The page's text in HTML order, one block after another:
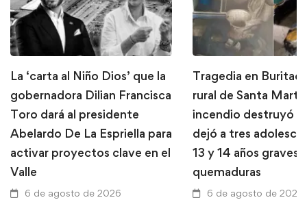
La ‘carta al Niño Dios’ que la
gobernadora Dilian Francisca
Toro dará al presidente
Abelardo De La Espriella para
activar proyectos clave en el
Valle
6 de agosto de 2026
Tragedia en
rural de Santa
incendio destruyó
dejó a tres
13 y 14 años graves
quemaduras
6 de agosto de 2026